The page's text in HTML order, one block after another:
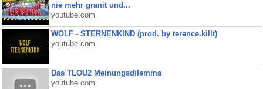
nie mehr granit und...
youtube.com
WOLF - STERNENKIND (prod. by terence.killt)
youtube.com
Das TLOU2 Meinungsdilemma
youtube.com